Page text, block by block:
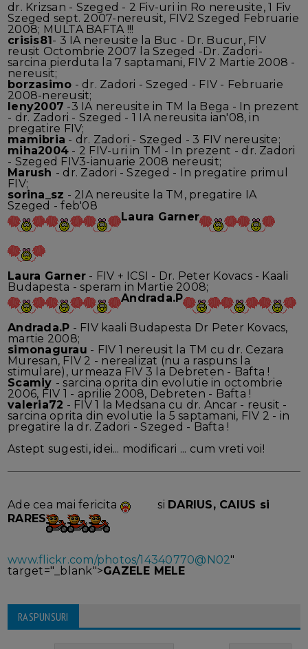
dr. Krizsan - Szeged - 2 Fiv-uri in Ro nereusite, 1 Fiv
Szeged sept. 2007-nereusit, FIV2 Szeged Februarie
2008; MULTA BAFTA !!!
crisis81- 3 IA nereusite la Buc - Dr. Bucur, FIV
reusit Octombrie 2007 la Szeged -Dr. Zadori-
sarcina pierduta la 7 saptamani, FIV 2 Martie 2008 -
nereusit;
borzasimo - dr. Zadori - Szeged - FIV - Februarie
2008-nereusit;
leny2007 -3 IA nereusite in TM la Bega - In prezent
- dr. Zadori - Szeged - 1 IA nereusita ian'08, in
pregatire FIV;
mamibria - dr. Zadori - Szeged - 3 FIV nereusite;
miha2004 - 2 FIV-uri in TM - In prezent - dr. Zadori
- Szeged FIV3-ianuarie 2008 nereusit;
Marush - dr. Zadori - Szeged - In pregatire primul
FIV;
sorina_sz - 2IA nereusite la TM, pregatire IA
Szeged - feb'08
Laura Garner
Laura Garner - FIV + ICSI - Dr. Peter Kovacs - Kaali
Budapesta - speram in Martie 2008;
Andrada.P
Andrada.P - FIV kaali Budapesta Dr Peter Kovacs,
martie 2008;
simonagurau - FIV 1 nereusit la TM cu dr. Cezara
Muresan, FIV 2 - nerealizat (nu a raspuns la
stimulare), urmeaza FIV 3 la Debreten - Bafta !
Scamiy - sarcina oprita din evolutie in octombrie
2006, FIV 1 - aprilie 2008, Debreten - Bafta !
valeria72 - FIV 1 la Medsana cu dr. Ancar - reusit -
sarcina oprita din evolutie la 5 saptamani, FIV 2 - in
pregatire la dr. Zadori - Szeged - Bafta !
Astept sugesti, idei... modificari ... cum vreti voi!
Ade cea mai fericita si DARIUS, CAIUS si
RARES
www.flickr.com/photos/14340770@N02"
target="_blank">GAZELE MELE
RASPUNSURI